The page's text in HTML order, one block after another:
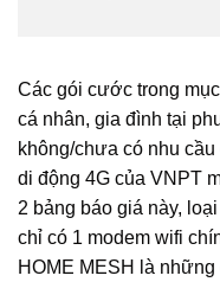
Các gói cước trong
cá nhân, gia đình tại
không/chưa có nhu
di động 4G của VNPT
2 bảng báo giá này,
chỉ có 1 modem wifi
HOME MESH là